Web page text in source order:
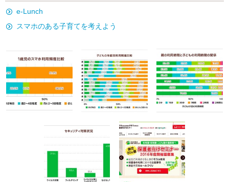
e-Lunch
スマホのある子育てを考えよう